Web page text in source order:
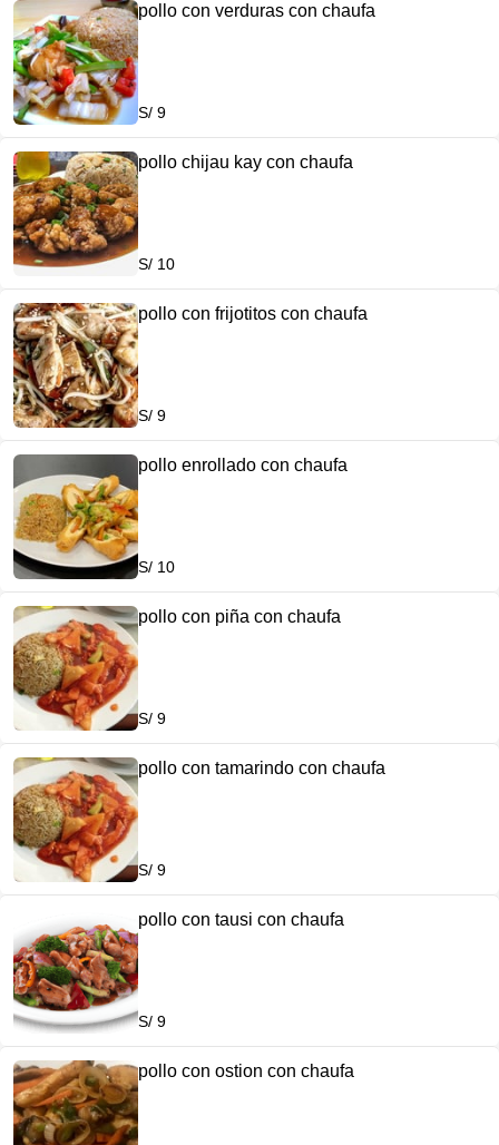
pollo con verduras con chaufa
S/ 9
pollo chijau kay con chaufa
S/ 10
pollo con frijotitos con chaufa
S/ 9
pollo enrollado con chaufa
S/ 10
pollo con piña con chaufa
S/ 9
pollo con tamarindo con chaufa
S/ 9
pollo con tausi con chaufa
S/ 9
pollo con ostion con chaufa